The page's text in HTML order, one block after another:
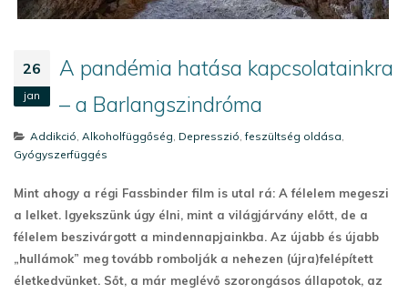
26
jan
A pandémia hatása kapcsolatainkra
– a Barlangszindróma
Addikció, Alkoholfüggőség, Depresszió,feszültség oldása,
Gyógyszerfüggés
Mint ahogy a régi Fassbinder film is utal rá: A félelem megeszi
a lelket. Igyekszünk úgy élni, mint a világjárvány előtt, de a
félelem beszivárgott a mindennapjainkba. Az újabb és újabb
„hullámok” meg tovább rombolják a nehezen (újra)felépített
életkedvünket. Sőt, a már meglévő szorongásos állapotok, az